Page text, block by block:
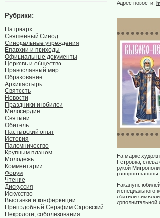
Рубрики:
Патриарх
Священный Синод
Синодальные учреждения
Епархии и приходы
Официальные документы
Церковь и общество
Православный мир
Образование
Архипастырь
Святость
Новости
Праздники и юбилеи
Милосердие
Святыни
Обитель
Пастырский опыт
История
Паломничество
Крупным планом
Молодежь
Комментарии
Форум
Чтение
Дискуссия
Искусство
Выставки и конференции
Преподобный Серафим Саровский.
Некрологи, соболезования
Адрес новости:
На марке
Петровка, слева
рукой
распространены
Накануне
и специального
обители
дополнительной